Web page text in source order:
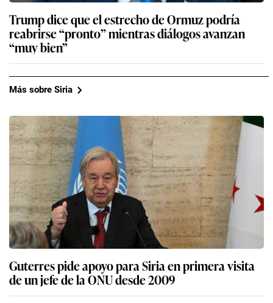
Trump dice que el estrecho de Ormuz podría
reabrirse “pronto” mientras diálogos avanzan
“muy bien”
Más sobre Siria
Guterres pide apoyo para Siria en primera visita
de un jefe de la ONU desde 2009